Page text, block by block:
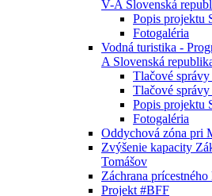
V-A Slovenská
Popis projektu
Fotogaléria
Vodná turistika -
A Slovenská
Tlačové
Tlačové
Popis projektu
Fotogaléria
Oddychová zóna pri
Zvýšenie kapacity
Tomášov
Záchrana
Projekt #BFF